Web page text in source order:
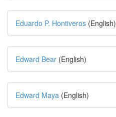
Eduardo P. Hontiveros (English)
Edward Bear (English)
Edward Maya (English)